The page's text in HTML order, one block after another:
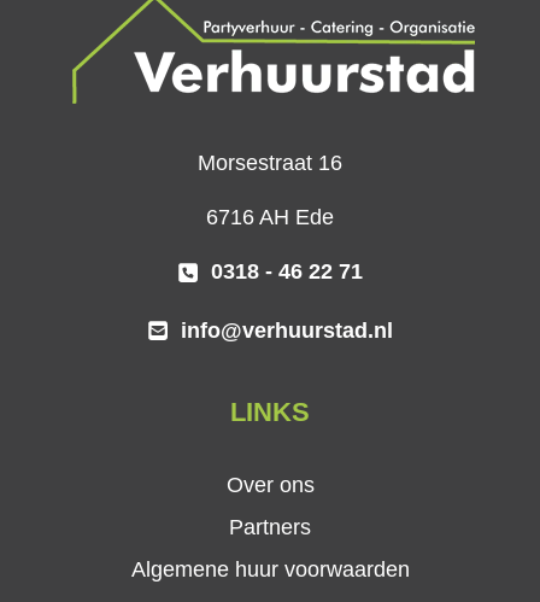
Morsestraat 16
6716 AH Ede
0318 - 46 22 71
info@verhuurstad.nl
LINKS
Over ons
Partners
Algemene huur voorwaarden